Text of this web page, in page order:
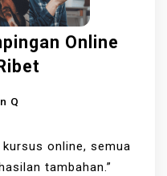
Online
Q
online, semua
tambahan.”